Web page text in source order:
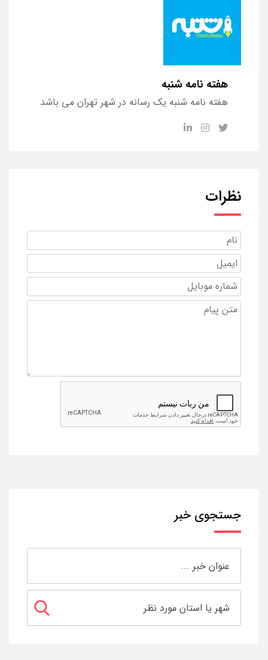
هفته نامه شنبه
هفته نامه شنبه یک رسانه در شهر تهران می باشد
نظرات
جستجوی خبر